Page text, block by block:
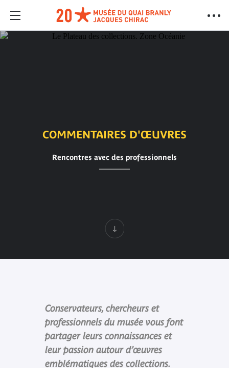
COMMENTAIRES D'ŒUVRES
Rencontres avec des professionnels
Conservateurs, chercheurs et
professionnels du musée vous font
partager leurs connaissances et
leur passion autour d’œuvres
emblématiques des collections.